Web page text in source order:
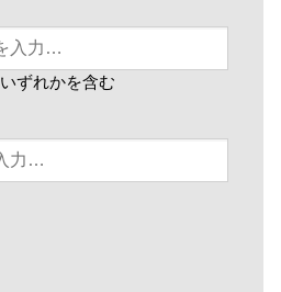
いずれかを含む